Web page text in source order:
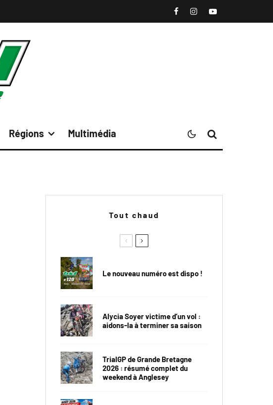
Régions Multimédia
Tout chaud
Le nouveau numéro est dispo !
Alycia Soyer victime d’un vol :
aidons-la à terminer sa saison
TrialGP de Grande Bretagne
2026 : résumé complet du
weekend à Anglesey